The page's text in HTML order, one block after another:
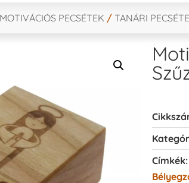
MOTIVÁCIÓS PECSÉTEK / TANÁRI
Címkék: